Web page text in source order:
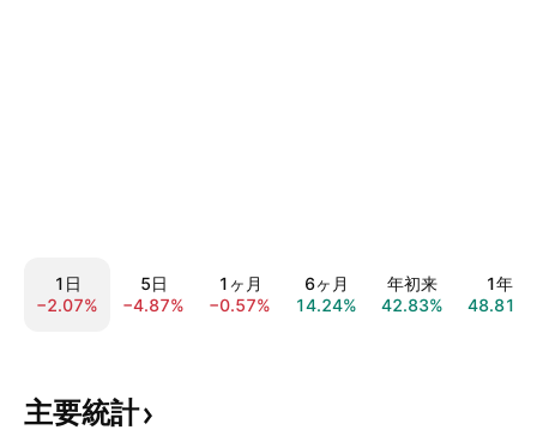
1日
−2.07%
5日
−4.87%
1ヶ月
−0.57%
6ヶ月
14.24%
年初来
42.83%
1年
48.81%
主要統計